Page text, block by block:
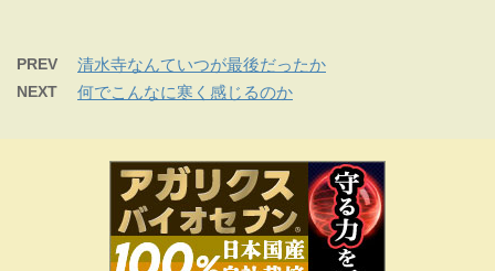
PREV 清水寺なんていつが最後だったか
NEXT 何でこんなに寒く感じるのか